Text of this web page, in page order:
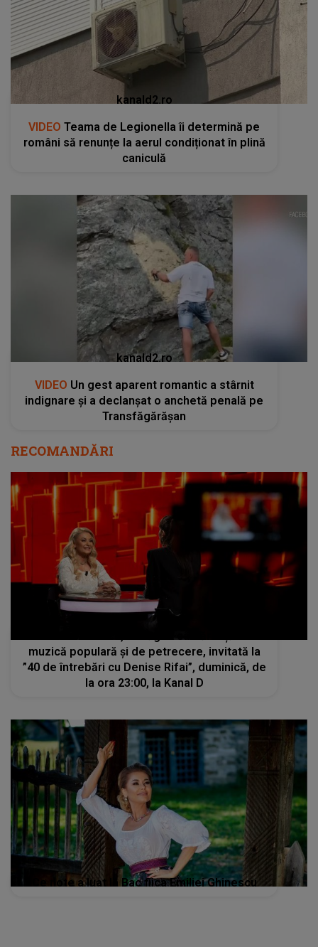
kanald2.ro
VIDEO Teama de Legionella îi determină pe
români să renunțe la aerul condiționat în plină
caniculă
kanald2.ro
VIDEO Un gest aparent romantic a stârnit
indignare și a declanșat o anchetă penală pe
Transfăgărășan
RECOMANDĂRI
muzică populară și de petrecere, invitată la
”40 de întrebări cu Denise Rifai”, duminică, de
la ora 23:00, la Kanal D
Ce note a luat la Bac fiica Emiliei Ghinescu